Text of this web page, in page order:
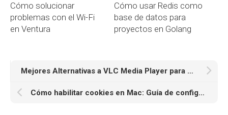
Cómo solucionar
problemas con el Wi-Fi
en Ventura
Cómo usar Redis como
base de datos para
proyectos en Golang
Mejores Alternativas a VLC Media Player para Mac
Cómo habilitar cookies en Mac: Guía de configuración para Safari, Chrome y Firefox